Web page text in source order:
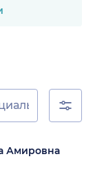
Амировна